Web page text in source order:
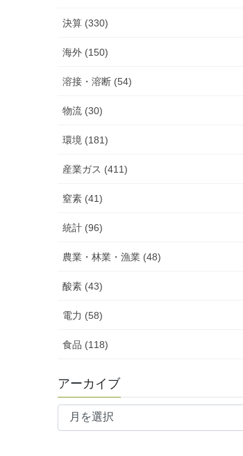
決算 (330)
海外 (150)
溶接・溶断 (54)
物流 (30)
環境 (181)
産業ガス (411)
窒素 (41)
統計 (96)
農業・林業・漁業 (48)
酸素 (43)
電力 (58)
食品 (118)
アーカイブ
ア